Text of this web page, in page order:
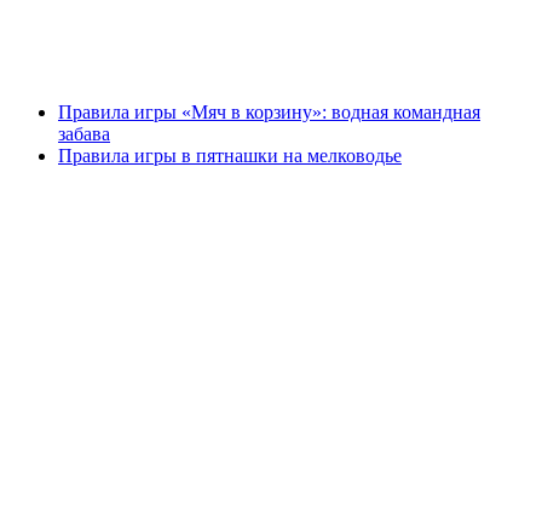
Правила игры «Мяч в корзину»: водная командная
забава
Правила игры в пятнашки на мелководье